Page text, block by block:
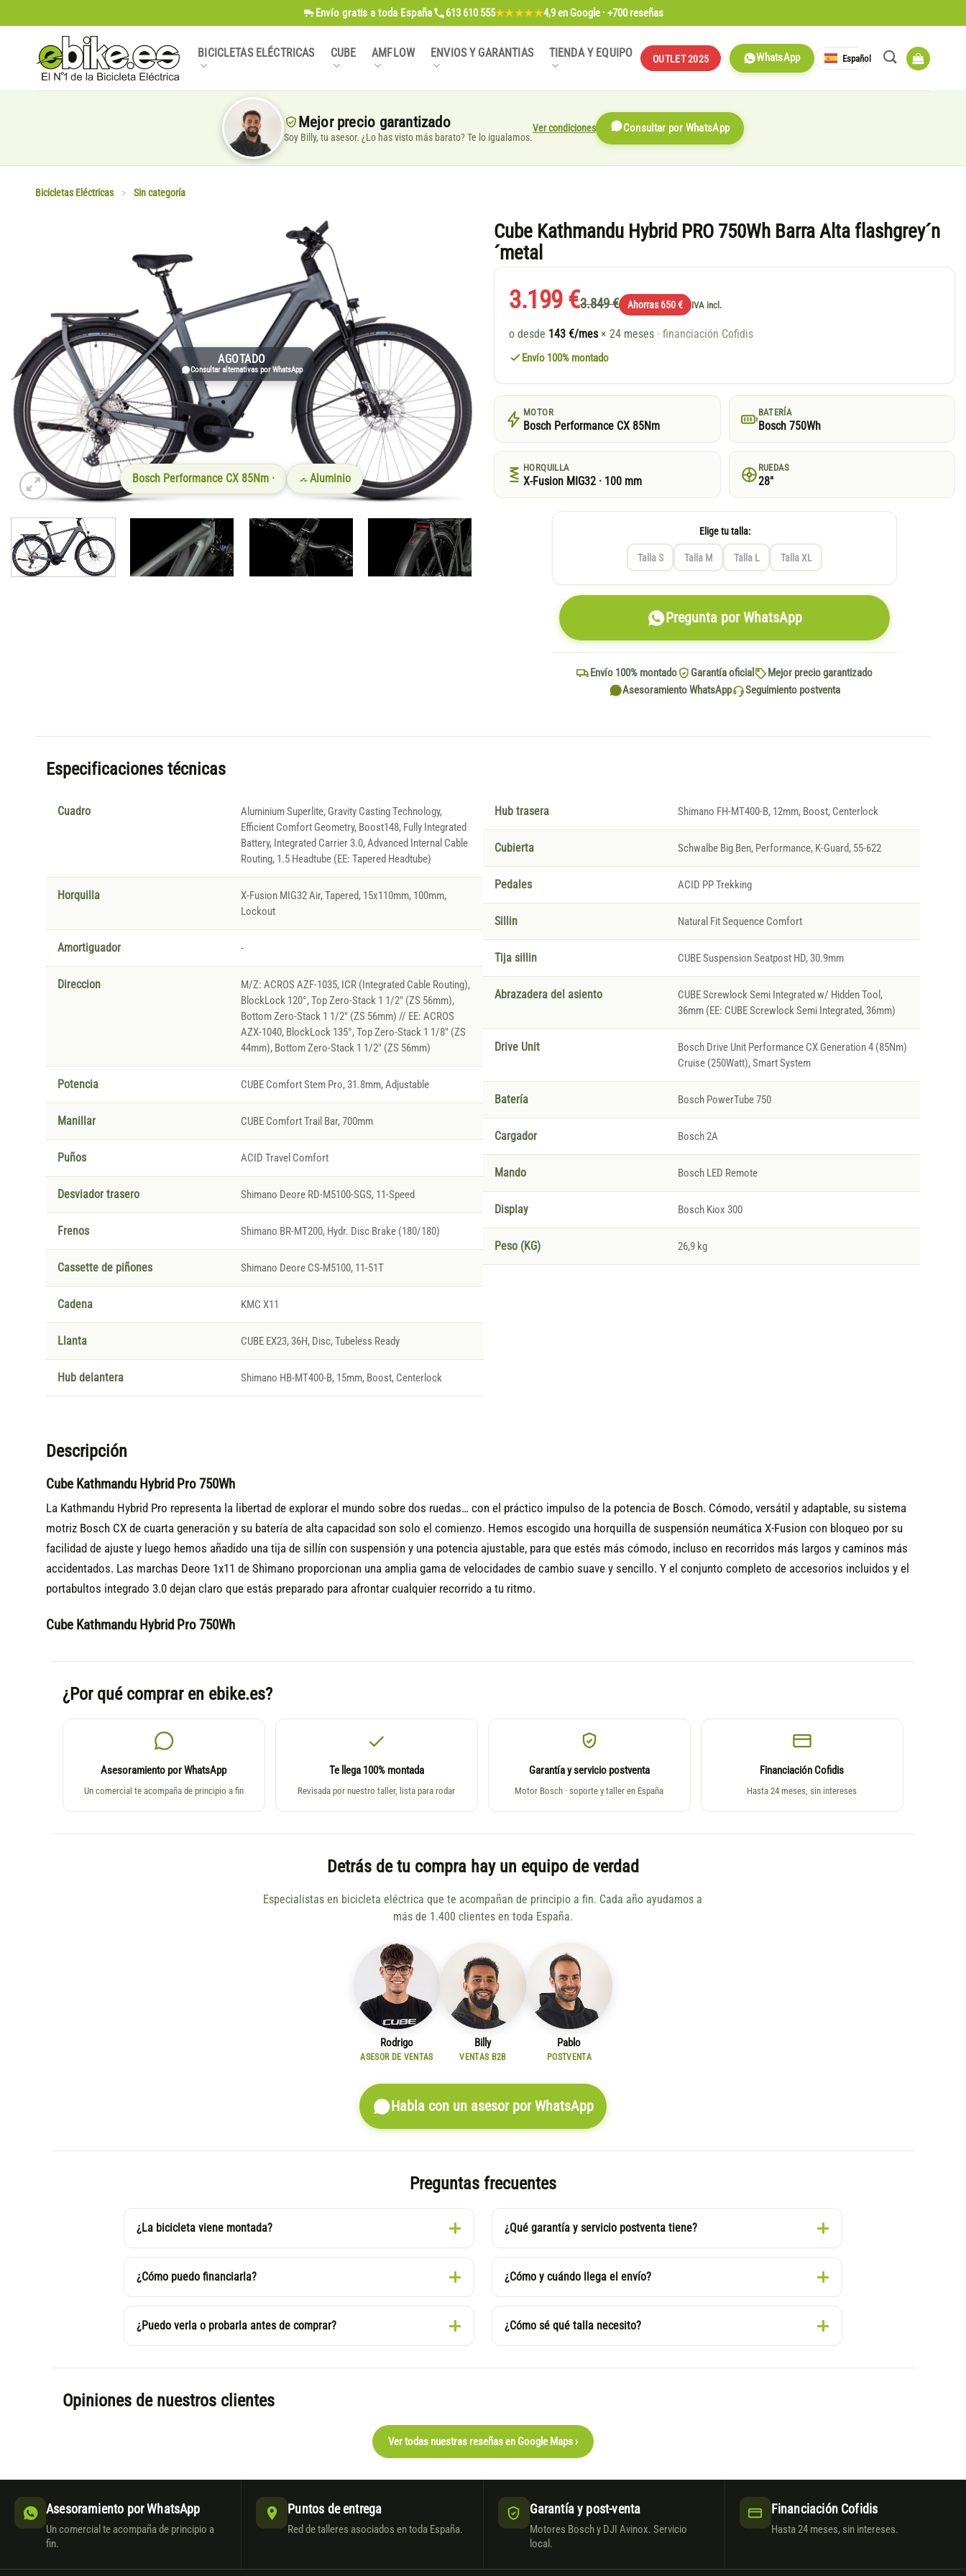
al
contenido
Envío gratis a toda España 613 610 555★★★★★4,9en Google · +700 reseñas
BICICLETAS ELÉCTRICAS CUBE AMFLOW ENVIOS Y GARANTIAS TIENDA Y EQUIPO OUTLET 2025 WhatsApp Español
Mejor precio garantizado
Soy Billy, tu asesor. ¿Lo has visto más barato? Te lo igualamos.
Ver condiciones Consultar por WhatsApp
Bicicletas Eléctricas > Sin categoría
AGOTADO
Consultar alternativas por WhatsApp
Bosch Performance CX 85Nm · Aluminio
Cube Kathmandu Hybrid PRO 750Wh Barra Alta flashgrey´n
´metal
3.199 €3.849 € Ahorras 650 € IVA incl.
o desde 143 €/mes × 24 meses · financiación Cofidis
Envío 100% montado
MOTOR
Bosch Performance CX 85Nm
BATERÍA
Bosch 750Wh
HORQUILLA
X-Fusion MIG32 · 100 mm
RUEDAS
28"
Elige tu talla:
Talla S Talla M Talla L Talla XL
Pregunta por WhatsApp
Envío 100% montado Garantía oficial
Mejor precio garantizado
Asesoramiento WhatsApp
Seguimiento postventa
Especificaciones técnicas
Cuadro
Aluminium Superlite, Gravity Casting Technology,
Efficient Comfort Geometry, Boost148, Fully Integrated
Battery, Integrated Carrier 3.0, Advanced Internal Cable
Routing, 1.5 Headtube (EE: Tapered Headtube)
Horquilla
X-Fusion MIG32 Air, Tapered, 15x110mm, 100mm,
Lockout
Amortiguador -
Direccion
M/Z: ACROS AZF-1035, ICR (Integrated Cable Routing),
BlockLock 120°, Top Zero-Stack 1 1/2" (ZS 56mm),
Bottom Zero-Stack 1 1/2" (ZS 56mm) // EE: ACROS
AZX-1040, BlockLock 135°, Top Zero-Stack 1 1/8" (ZS
44mm), Bottom Zero-Stack 1 1/2" (ZS 56mm)
Potencia CUBE Comfort Stem Pro, 31.8mm, Adjustable
Manillar CUBE Comfort Trail Bar, 700mm
Puños ACID Travel Comfort
Desviador trasero Shimano Deore RD-M5100-SGS, 11-Speed
Frenos Shimano BR-MT200, Hydr. Disc Brake (180/180)
Cassette de piñones Shimano Deore CS-M5100, 11-51T
Cadena KMC X11
Llanta CUBE EX23, 36H, Disc, Tubeless Ready
Hub delantera Shimano HB-MT400-B, 15mm, Boost, Centerlock
Hub trasera Shimano FH-MT400-B, 12mm, Boost, Centerlock
Cubierta Schwalbe Big Ben, Performance, K-Guard, 55-622
Pedales ACID PP Trekking
Sillin Natural Fit Sequence Comfort
Tija sillin CUBE Suspension Seatpost HD, 30.9mm
Abrazadera del asiento
CUBE Screwlock Semi Integrated w/ Hidden Tool,
36mm (EE: CUBE Screwlock Semi Integrated, 36mm)
Drive Unit
Bosch Drive Unit Performance CX Generation 4 (85Nm)
Cruise (250Watt), Smart System
Batería Bosch PowerTube 750
Cargador Bosch 2A
Mando Bosch LED Remote
Display Bosch Kiox 300
Peso (KG) 26,9 kg
Descripción
Cube Kathmandu Hybrid Pro 750Wh
La Kathmandu Hybrid Pro representa la libertad de explorar el mundo sobre dos ruedas… con el práctico impulso de la potencia de Bosch. Cómodo, versátil y adaptable, su sistema
motriz Bosch CX de cuarta generación y su batería de alta capacidad son solo el comienzo. Hemos escogido una horquilla de suspensión neumática X-Fusion con bloqueo por su
facilidad de ajuste y luego hemos añadido una tija de sillín con suspensión y una potencia ajustable, para que estés más cómodo, incluso en recorridos más largos y caminos más
accidentados. Las marchas Deore 1x11 de Shimano proporcionan una amplia gama de velocidades de cambio suave y sencillo. Y el conjunto completo de accesorios incluidos y el
portabultos integrado 3.0 dejan claro que estás preparado para afrontar cualquier recorrido a tu ritmo.
Cube Kathmandu Hybrid Pro 750Wh
¿Por qué comprar en ebike.es?
Asesoramiento por WhatsApp
Un comercial te acompaña de principio a fin
Te llega 100% montada
Revisada por nuestro taller, lista para rodar
Garantía y servicio postventa
Motor Bosch · soporte y taller en España
Financiación Cofidis
Hasta 24 meses, sin intereses
Detrás de tu compra hay un equipo de verdad
Especialistas en bicicleta eléctrica que te acompañan de principio a fin. Cada año ayudamos a
más de 1.400 clientes en toda España.
Rodrigo
ASESOR DE VENTAS
Billy
VENTAS B2B
Pablo
POSTVENTA
Habla con un asesor por WhatsApp
Preguntas frecuentes
¿La bicicleta viene montada? ¿Qué garantía y servicio postventa tiene?
¿Cómo puedo financiarla? ¿Cómo y cuándo llega el envío?
¿Puedo verla o probarla antes de comprar? ¿Cómo sé qué talla necesito?
Opiniones de nuestros clientes
Ver todas nuestras reseñas en Google Maps ›
Asesoramiento por WhatsApp
Un comercial te acompaña de principio a
fin.
Puntos de entrega
Red de talleres asociados en toda España.
Garantía y post-venta
Motores Bosch y DJI Avinox. Servicio
local.
Financiación Cofidis
Hasta 24 meses, sin intereses.